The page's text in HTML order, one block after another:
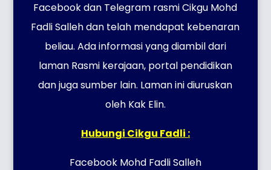
Facebook dan Telegram rasmi Cikgu Mohd
Fadli Salleh dan telah mendapat kebenaran
beliau. Ada informasi yang diambil dari
laman Rasmi kerajaan, portal pendidikan
dan juga sumber lain. Laman ini diuruskan
oleh Kak Elin.
Hubungi Cikgu Fadli :
Facebook Mohd Fadli Salleh